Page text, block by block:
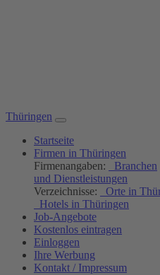
Thüringen
Startseite
Firmen in Thüringen
Firmenangaben:
Branchen
und Dienstleistungen
Verzeichnisse:
Orte in
Hotels in Thüringen
Job-Angebote
Kostenlos eintragen
Einloggen
Ihre Werbung
Kontakt / Impressum